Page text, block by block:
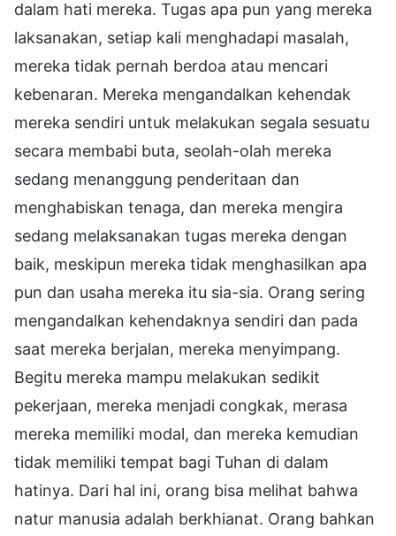
dalam hati mereka. Tugas apa pun yang mereka
laksanakan, setiap kali menghadapi masalah,
mereka tidak pernah berdoa atau mencari
kebenaran. Mereka mengandalkan kehendak
mereka sendiri untuk melakukan segala sesuatu
secara membabi buta, seolah-olah mereka
sedang menanggung penderitaan dan
menghabiskan tenaga, dan mereka mengira
sedang melaksanakan tugas mereka dengan
baik, meskipun mereka tidak menghasilkan apa
pun dan usaha mereka itu sia-sia. Orang sering
mengandalkan kehendaknya sendiri dan pada
saat mereka berjalan, mereka menyimpang.
Begitu mereka mampu melakukan sedikit
pekerjaan, mereka menjadi congkak, merasa
mereka memiliki modal, dan mereka kemudian
tidak memiliki tempat bagi Tuhan di dalam
hatinya. Dari hal ini, orang bisa melihat bahwa
natur manusia adalah berkhianat. Orang bahkan